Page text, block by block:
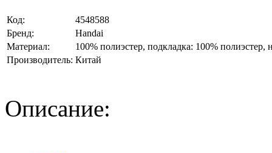
Код:
4548588
Бренд:
Handai
Материал:
100% полиэстер, подкладка: 100% полиэстер,
Производитель: Китай
Описание: